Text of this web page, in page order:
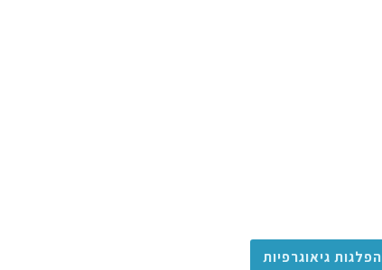
הפלגות גיאוגרפיות